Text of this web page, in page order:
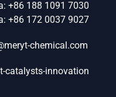
+86 188 1091 7030
+86 172 0037 9027
chemical.com
catalysts-innovation